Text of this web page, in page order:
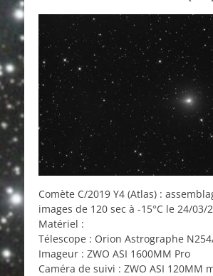
Comète C/2019 Y4 (Atlas) :
images de 120 sec à -15°C le 24/03/
Matériel :
Télescope : Orion Astrographe
Imageur : ZWO ASI 1600MM Pro
Caméra de suivi : ZWO ASI 120MM